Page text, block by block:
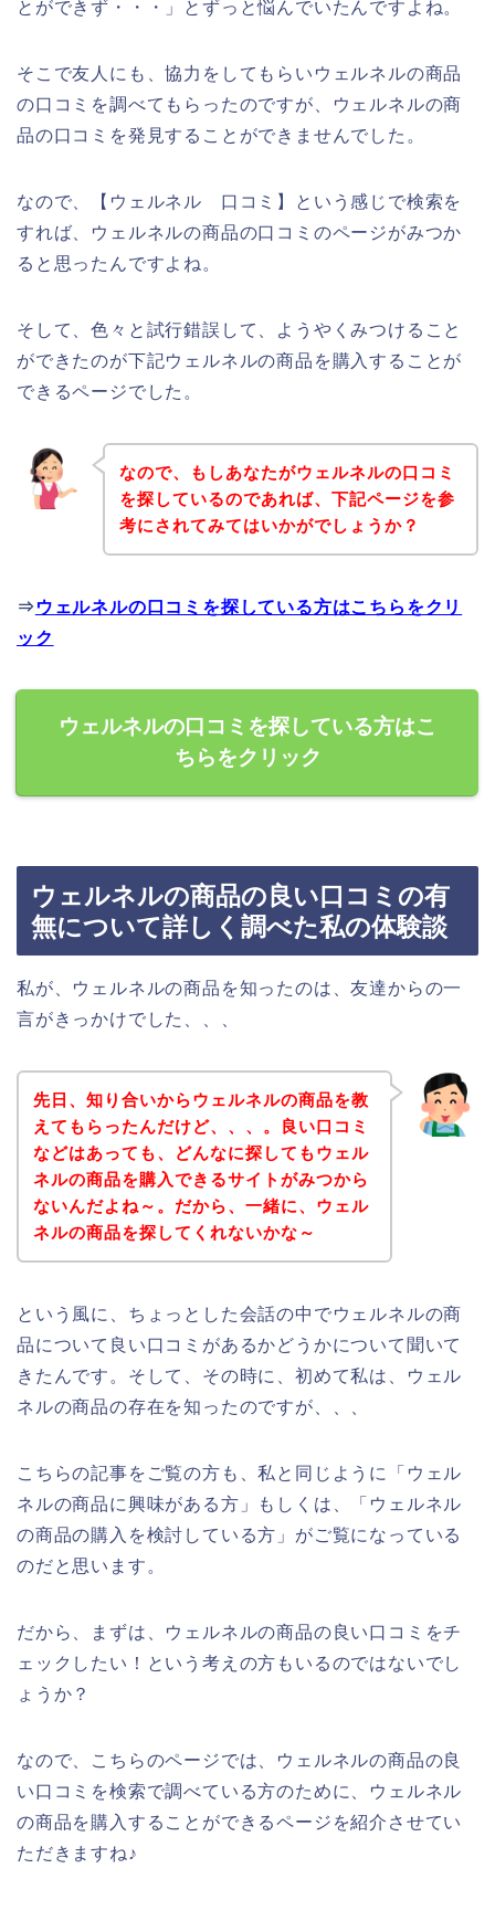
とができず・・・」とずっと悩んでいたんですよね。
そこで友人にも、協力をしてもらいウェルネルの商品
の口コミを調べてもらったのですが、ウェルネルの商
品の口コミを発見することができませんでした。
なので、【ウェルネル 口コミ】という感じで検索を
すれば、ウェルネルの商品の口コミのページがみつか
ると思ったんですよね。
そして、色々と試行錯誤して、ようやくみつけること
ができたのが下記ウェルネルの商品を購入することが
できるページでした。
なので、もしあなたがウェルネルの口コミ
を探しているのであれば、下記ページを参
考にされてみてはいかがでしょうか？
⇒ ウェルネルの口コミを探している方はこちらをクリ
ック
ウェルネルの口コミを探している方はこ
ちらをクリック
ウェルネルの商品の良い口コミの有
無について詳しく調べた私の体験談
私が、ウェルネルの商品を知ったのは、友達からの一
言がきっかけでした、、、
先日、知り合いからウェルネルの商品を教
えてもらったんだけど、、、。良い口コミ
などはあっても、どんなに探してもウェル
ネルの商品を購入できるサイトがみつから
ないんだよね～。だから、一緒に、ウェル
ネルの商品を探してくれないかな～
という風に、ちょっとした会話の中でウェルネルの商
品について良い口コミがあるかどうかについて聞いて
きたんです。そして、その時に、初めて私は、ウェル
ネルの商品の存在を知ったのですが、、、
こちらの記事をご覧の方も、私と同じように「ウェル
ネルの商品に興味がある方」もしくは、「ウェルネル
の商品の購入を検討している方」がご覧になっている
のだと思います。
だから、まずは、ウェルネルの商品の良い口コミをチ
ェックしたい！という考えの方もいるのではないでし
ょうか？
なので、こちらのページでは、ウェルネルの商品の良
い口コミを検索で調べている方のために、ウェルネル
の商品を購入することができるページを紹介させてい
ただきますね♪